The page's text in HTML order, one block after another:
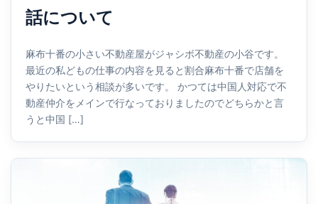
話について
麻布十番の小さい不動産屋がジャシボ不動産の小谷です。
最近の私どもの仕事の内容を見ると割合麻布十番で店舗を
やりたいという相談が多いです。 かつては中国人対応で不
動産仲介をメインで行なっておりましたのでどちらかと言
うと中国 […]